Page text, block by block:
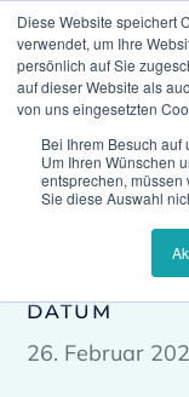
Diese Website speichert
verwendet, um Ihre
persönlich auf Sie
auf dieser Website als
von uns eingesetzten
Bei Ihrem Besuch auf
Um Ihren Wünschen
entsprechen,
Sie diese Auswahl
Home Press
zum Stand der
DATUM
26. Februar